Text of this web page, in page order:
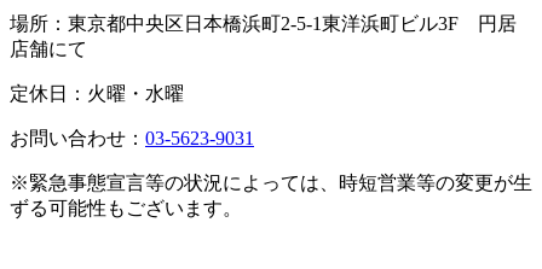
場所：東京都中央区日本橋浜町2-5-1東洋浜町ビル3F 円居
店舗にて
定休日：火曜・水曜
お問い合わせ： 03-5623-9031
※緊急事態宣言等の状況によっては、時短営業等の変更が生
ずる可能性もございます。